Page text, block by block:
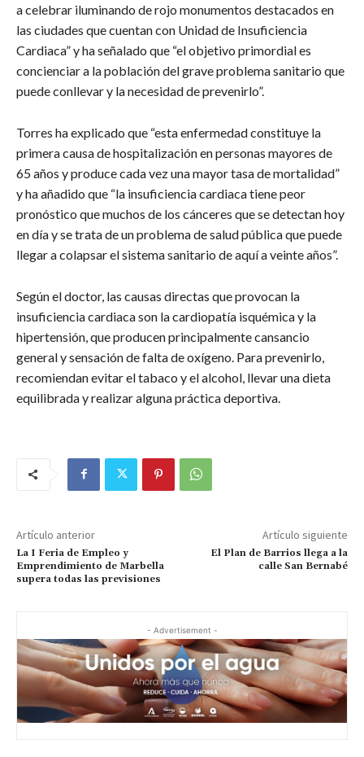
a celebrar iluminando de rojo monumentos destacados en
las ciudades que cuentan con Unidad de Insuficiencia
Cardiaca” y ha señalado que “el objetivo primordial es
concienciar a la población del grave problema sanitario que
puede conllevar y la necesidad de prevenirlo”.
Torres ha explicado que “esta enfermedad constituye la
primera causa de hospitalización en personas mayores de
65 años y produce cada vez una mayor tasa de mortalidad”
y ha añadido que “la insuficiencia cardiaca tiene peor
pronóstico que muchos de los cánceres que se detectan hoy
en día y se trata de un problema de salud pública que puede
llegar a colapsar el sistema sanitario de aquí a veinte años”.
Según el doctor, las causas directas que provocan la
insuficiencia cardiaca son la cardiopatía isquémica y la
hipertensión, que producen principalmente cansancio
general y sensación de falta de oxígeno. Para prevenirlo,
recomiendan evitar el tabaco y el alcohol, llevar una dieta
equilibrada y realizar alguna práctica deportiva.
Artículo anterior
La I Feria de Empleo y
Emprendimiento de Marbella
supera todas las previsiones
Artículo siguiente
El Plan de Barrios llega a la
calle San Bernabé
- Advertisement -